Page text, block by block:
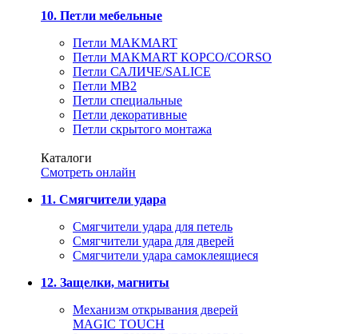
10. Петли мебельные
Петли MAKMART
Петли MAKMART КОРСО/CORSO
Петли САЛИЧЕ/SALICE
Петли MB2
Петли специальные
Петли декоративные
Петли скрытого монтажа
Каталоги
Смотреть онлайн
11. Смягчители удара
Смягчители удара для петель
Смягчители удара для дверей
Cмягчители удара самоклеящиеся
12. Защелки, магниты
Механизм открывания дверей
MAGIC TOUCH